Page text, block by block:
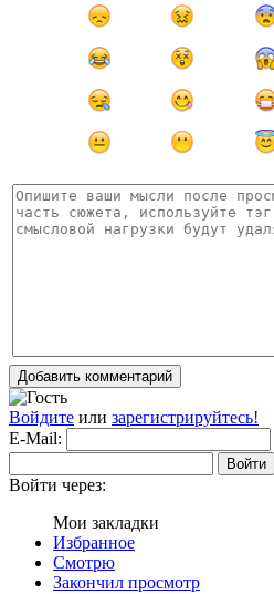
Добавить комментарий
Войдите или зарегистрируйтесь!
E-Mail:
Войти
Войти через:
Мои закладки
Избранное
Смотрю
Закончил просмотр